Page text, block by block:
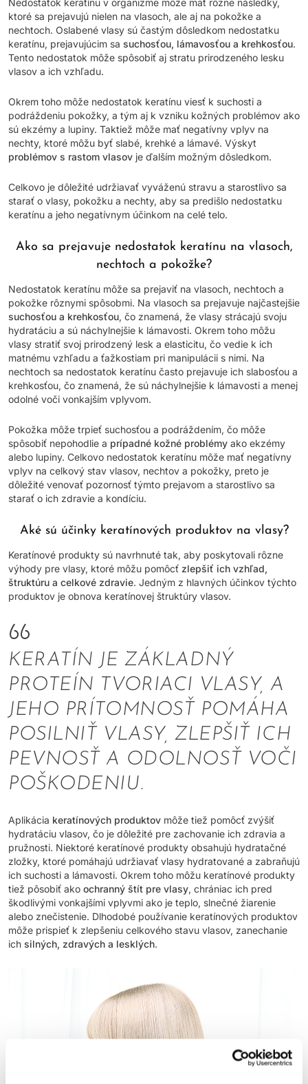
ktoré sa prejavujú nielen na vlasoch, ale aj na pokožke a
nechtoch. Oslabené vlasy sú častým dôsledkom nedostatku
keratínu, prejavujúcim sa suchosťou, lámavosťou a krehkosťou.
Tento nedostatok môže spôsobiť aj stratu prirodzeného lesku
vlasov a ich vzhľadu.
Okrem toho môže nedostatok keratínu viesť k suchosti a
podráždeniu pokožky, a tým aj k vzniku kožných problémov ako
sú ekzémy a lupiny. Taktiež môže mať negatívny vplyv na
nechty, ktoré môžu byť slabé, krehké a lámavé. Výskyt
problémov s rastom vlasov je ďalším možným dôsledkom.
Celkovo je dôležité udržiavať vyváženú stravu a starostlivo sa
starať o vlasy, pokožku a nechty, aby sa predišlo nedostatku
keratínu a jeho negatívnym účinkom na celé telo.
Ako sa prejavuje nedostatok keratínu na vlasoch,
nechtoch a pokožke?
Nedostatok keratínu môže sa prejaviť na vlasoch, nechtoch a
pokožke rôznymi spôsobmi. Na vlasoch sa prejavuje najčastejšie
suchosťou a krehkosťou, čo znamená, že vlasy strácajú svoju
hydratáciu a sú náchylnejšie k lámavosti. Okrem toho môžu
vlasy stratiť svoj prirodzený lesk a elasticitu, čo vedie k ich
matnému vzhľadu a ťažkostiam pri manipulácii s nimi. Na
nechtoch sa nedostatok keratínu často prejavuje ich slabosťou a
krehkosťou, čo znamená, že sú náchylnejšie k lámavosti a menej
odolné voči vonkajším vplyvom.
Pokožka môže trpieť suchosťou a podráždením, čo môže
spôsobiť nepohodlie a prípadné kožné problémy ako ekzémy
alebo lupiny. Celkovo nedostatok keratínu môže mať negatívny
vplyv na celkový stav vlasov, nechtov a pokožky, preto je
dôležité venovať pozornosť týmto prejavom a starostlivo sa
starať o ich zdravie a kondíciu.
Aké sú účinky keratínových produktov na vlasy?
Keratínové produkty sú navrhnuté tak, aby poskytovali rôzne
výhody pre vlasy, ktoré môžu pomôcť zlepšiť ich vzhľad,
štruktúru a celkové zdravie. Jedným z hlavných účinkov týchto
produktov je obnova keratínovej štruktúry vlasov.
KERATÍN JE ZÁKLADNÝ
PROTEÍN TVORIACI VLASY, A
JEHO PRÍTOMNOSŤ POMÁHA
POSILNIŤ VLASY, ZLEPŠIŤ ICH
PEVNOSŤ A ODOLNOSŤ VOČI
POŠKODENIU.
Aplikácia keratínových produktov môže tiež pomôcť zvýšiť
hydratáciu vlasov, čo je dôležité pre zachovanie ich zdravia a
pružnosti. Niektoré keratínové produkty obsahujú hydratačné
zložky, ktoré pomáhajú udržiavať vlasy hydratované a zabraňujú
ich suchosti a lámavosti. Okrem toho môžu keratínové produkty
tiež pôsobiť ako ochranný štít pre vlasy, chrániac ich pred
škodlivými vonkajšími vplyvmi ako je teplo, slnečné žiarenie
alebo znečistenie. Dlhodobé používanie keratínových produktov
môže prispieť k zlepšeniu celkového stavu vlasov, zanechanie
ich silných, zdravých a lesklých.